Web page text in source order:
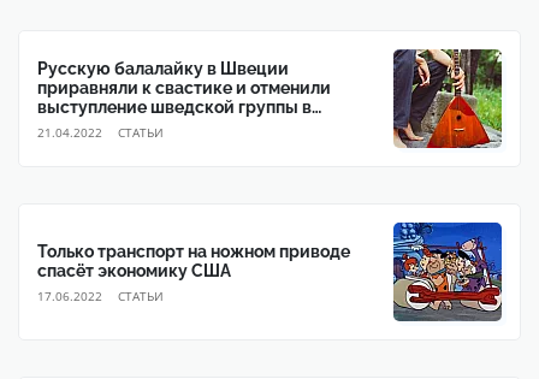
Русскую балалайку в Швеции
приравняли к свастике и отменили
выступление шведской группы в
поддержку Украины
21.04.2022 CТАТЬИ
Только транспорт на ножном приводе
спасёт экономику США
17.06.2022 CТАТЬИ